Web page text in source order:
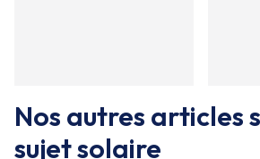
Nos autres articles
sujetsolaire